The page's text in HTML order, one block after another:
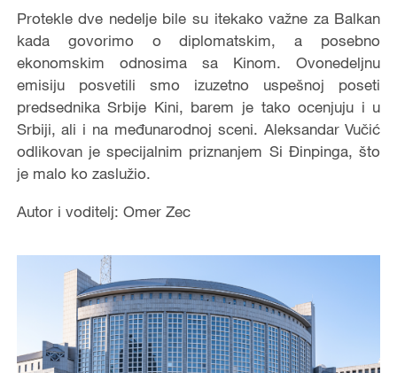
Video
Protekle dve nedelje bile su itekako važne za Balkan
kada govorimo o diplomatskim, a posebno
ekonomskim odnosima sa Kinom. Ovonedeljnu
emisiju posvetili smo izuzetno uspešnoj poseti
predsednika Srbije Kini, barem je tako ocenjuju i u
Srbiji, ali i na međunarodnoj sceni. Aleksandar Vučić
odlikovan je specijalnim priznanjem Si Đinpinga, što
je malo ko zaslužio.
Autor i voditelj: Omer Zec